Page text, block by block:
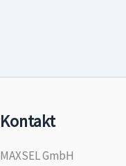
Kontakt
MAXSEL GmbH